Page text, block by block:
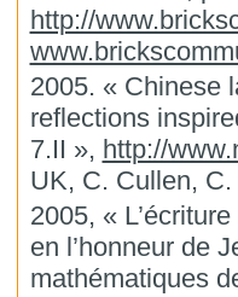
http://
2005. « Chinese
reflections
7.II », http://
UK, C. Cullen,
2005, «
en l’honneur de
mathématiques